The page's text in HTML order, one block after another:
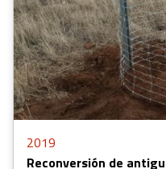
2019
Reconversión de